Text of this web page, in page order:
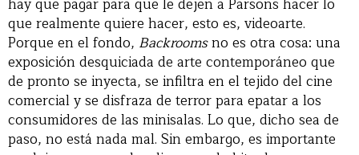
que realmente quiere hacer, esto es, videoarte.
Porque en el fondo, Backroomsno es otra cosa: una
exposición desquiciada de arte contemporáneo que
de pronto se inyecta, se infiltra en el tejido del cine
comercial y se disfraza de terror para epatar a los
consumidores de las minisalas. Lo que, dicho sea de
paso, no está nada mal. Sin embargo, es importante